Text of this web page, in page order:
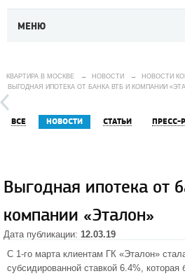
МЕНЮ
КВАРТИРА В МОСКВЕ → НОВОСТИ → НОВОСТИ
ВЫГОДНАЯ ИПОТЕКА ОТ БАНКА ВТБ И КОМПАНИИ
ВСЕ НОВОСТИ СТАТЬИ ПРЕСС-
Выгодная ипотека от
компании «Эталон»
Дата публикации: 12.03.19
С 1-го марта клиентам ГК «Эталон»
субсидированной ставкой 6.4%, которая